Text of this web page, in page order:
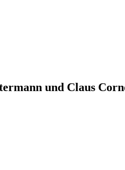
und Claus